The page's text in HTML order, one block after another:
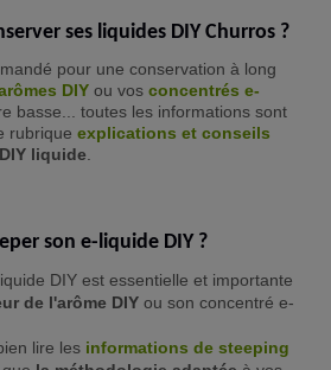
ses liquides DIY Churros ?
pour une conservation à long
DIY ou vos concentrés e-
basse... toutes les informations sont
rubrique explications et conseils
DIY liquide.
son e-liquide DIY ?
DIY est essentielle et importante
de l'arôme DIY ou son concentré e-
lire les informations de steeping